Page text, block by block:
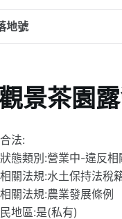
地號
景茶園
法:
態類別:營業中-違反相
關法規:水土保持法稅
關法規:農業發展條例
地區:是(私有)